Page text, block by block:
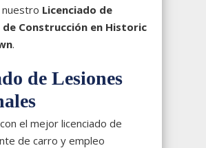
Licenciado de
Construcción en Historic
.
de Lesiones
el mejor licenciado de
de carro y empleo